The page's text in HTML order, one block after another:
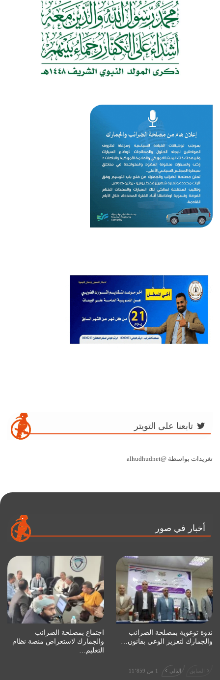
تابعنا على التويتر
تغريدات بواسطة @alhudhudnet
أخبار في صور
ندوة توعوية بمصلحة الضرائب
والجمارك لتعزيز الوعي بقانون…
اجتماع بمصلحة الضرائب
والجمارك لاستعراض منصة نظام
التعليم…
السابق التالي 1 من 11٬859